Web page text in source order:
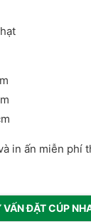
in ấn miễn phí
VẤN ĐẶT CÚP